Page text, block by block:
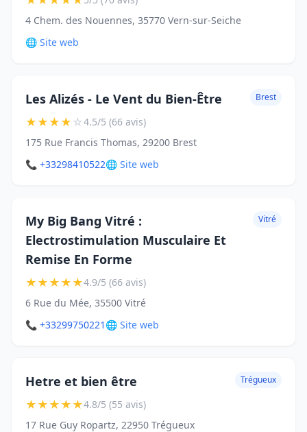
4 Chem. des Nouennes, 35770 Vern-sur-Seiche
🌐 Site web
Les Alizés - Le Vent du Bien-Être Brest
★★★★☆4.5/5 (66 avis)
175 Rue Francis Thomas, 29200 Brest
📞 +33298410522🌐 Site web
My Big Bang Vitré :
Electrostimulation Musculaire Et
Remise En Forme
Vitré
★★★★★4.9/5 (66 avis)
6 Rue du Mée, 35500 Vitré
📞 +33299750221 🌐 Site web
Hetre et bien être Trégueux
★★★★★4.8/5 (55 avis)
17 Rue Guy Ropartz, 22950 Trégueux